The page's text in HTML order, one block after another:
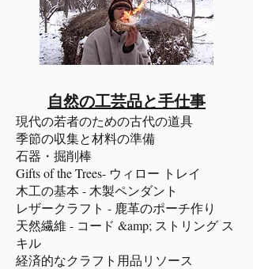
自然の工芸品と手仕事
現代の若者のための古代の道具
季節の収集と材料の準備
石器・掘削棒
Gifts of the Trees- ウィロー トレイ
木工の基本 - 木製ペンダント
レザークラフト - 鹿革のポーチ作り
天然繊維 - コード &amp; ストリング ス
キル
経済的なクラフト用品リソース